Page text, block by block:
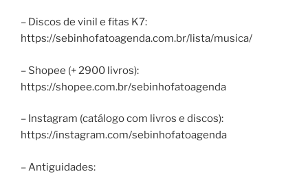
– Discos de vinil e fitas K7:
https://sebinhofatoagenda.com.br/lista/musica/
– Shopee (+ 2900 livros):
https://shopee.com.br/sebinhofatoagenda
– Instagram (catálogo com livros e discos):
https://instagram.com/sebinhofatoagenda
– Antiguidades: